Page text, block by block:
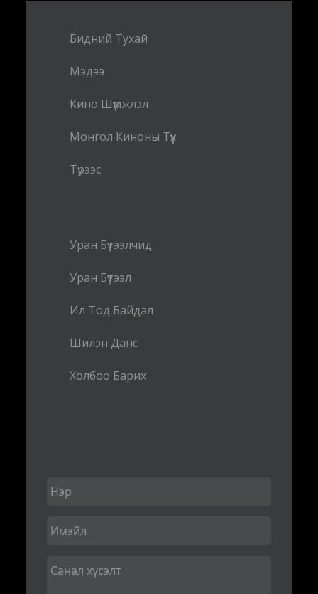
Бидний Тухай
Мэдээ
Кино Шүүмжлэл
Монгол Киноны Түүх
Түрээс
Уран Бүтээлчид
Уран Бүтээл
Ил Тод Байдал
Шилэн Данс
Холбоо Барих